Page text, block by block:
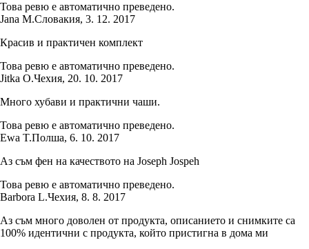
Това ревю е автоматично преведено.
Jana M.Словакия, 3. 12. 2017
Красив и практичен комплект
Това ревю е автоматично преведено.
Jitka O.Чехия, 20. 10. 2017
Много хубави и практични чаши.
Това ревю е автоматично преведено.
Ewa T.Полша, 6. 10. 2017
Аз съм фен на качеството на Joseph Jospeh
Това ревю е автоматично преведено.
Barbora L.Чехия, 8. 8. 2017
Аз съм много доволен от продукта, описанието и снимките са
100% идентични с продукта, който пристигна в дома ми